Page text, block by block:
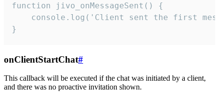
function jivo_onMessageSent() {
console.log('Client sent the first
}
onClientStartChat#
This callback will be executed if the chat was initiated by a client,
and there was no proactive invitation shown.